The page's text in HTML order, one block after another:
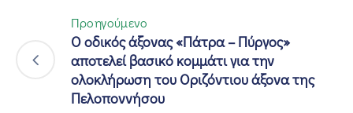
Προηγούμενο
Ο οδικός άξονας «Πάτρα – Πύργος»
αποτελεί βασικό κομμάτι για την
ολοκλήρωση του Οριζόντιου άξονα της
Πελοποννήσου